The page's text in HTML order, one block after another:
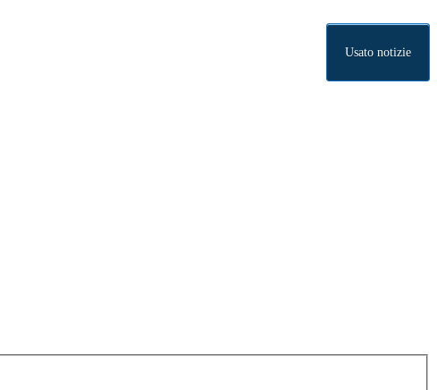
Usato notizie